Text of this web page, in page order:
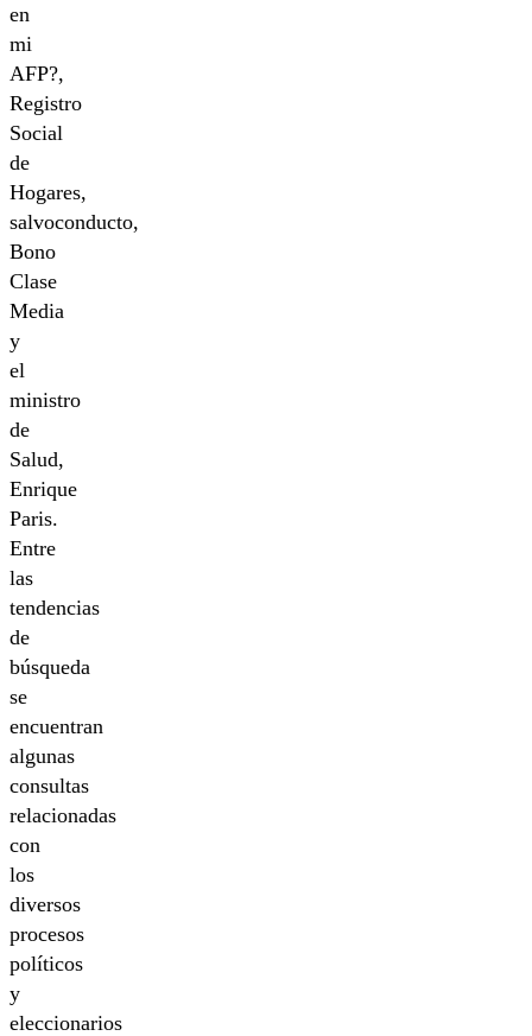
en
mi
AFP?,
Registro
Social
de
Hogares,
salvoconducto,
Bono
Clase
Media
y
el
ministro
de
Salud,
Enrique
Paris.
Entre
las
tendencias
de
búsqueda
se
encuentran
algunas
consultas
relacionadas
con
los
diversos
procesos
políticos
y
eleccionarios